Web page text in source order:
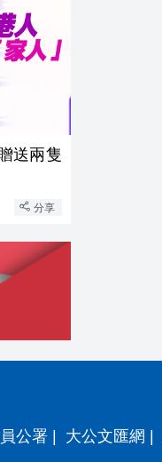
送兩隻
分享
公署 | 大公文匯網 |